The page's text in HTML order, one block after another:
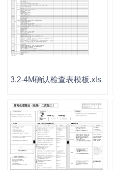
3.2-4M确认检查表模板.xls